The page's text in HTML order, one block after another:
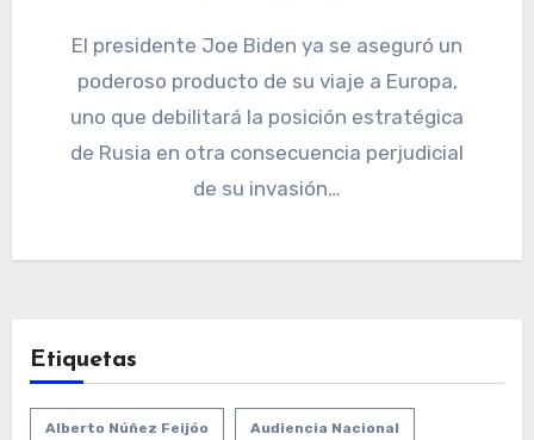
El presidente Joe Biden ya se aseguró un
poderoso producto de su viaje a Europa,
uno que debilitará la posición estratégica
de Rusia en otra consecuencia perjudicial
de su invasión…
Etiquetas
Alberto Núñez Feijóo Audiencia Nacional